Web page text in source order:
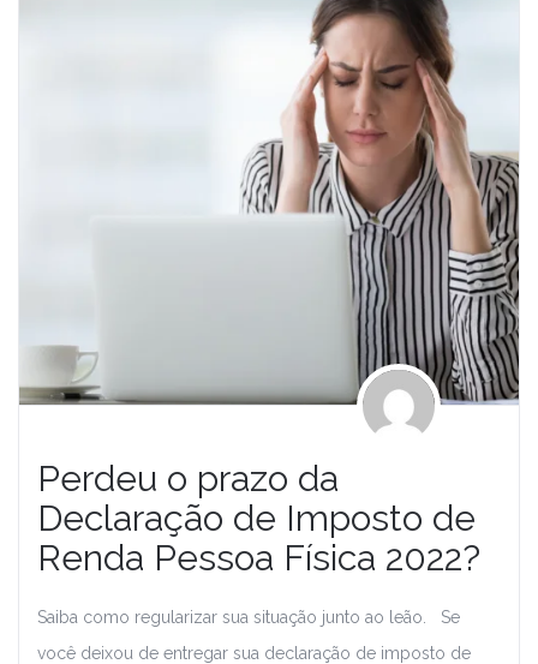
Perdeu o prazo da
Declaração de Imposto de
Renda Pessoa Física 2022?
Saiba como regularizar sua situação junto ao leão. Se
você deixou de entregar sua declaração de imposto de